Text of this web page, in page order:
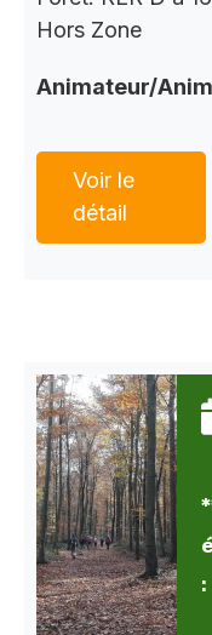
Hors Zone
Animateur/
Voir le
détail